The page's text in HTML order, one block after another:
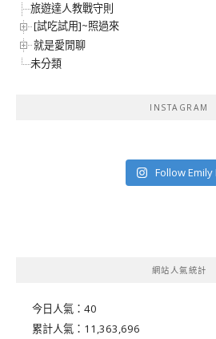
旅遊達人教戰守則
[試吃試用]~照過來
就是愛閒聊
未分類
INSTAGRAM
Follow Emily
網站人氣統計
今日人氣： 40
累計人氣： 11,363,696